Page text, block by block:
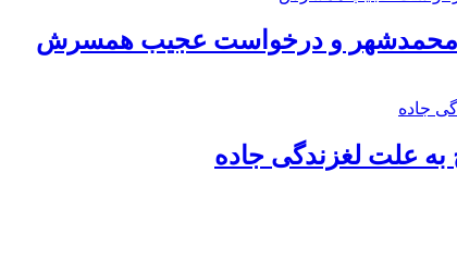
محمدشهر و درخواست عجیب همسرش
علت لغزندگی جاده